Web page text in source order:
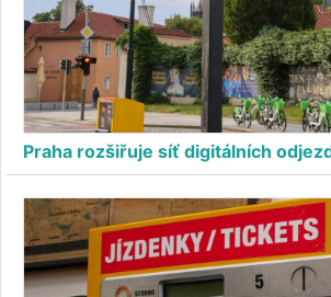
Praha rozšiřuje síť digitálních